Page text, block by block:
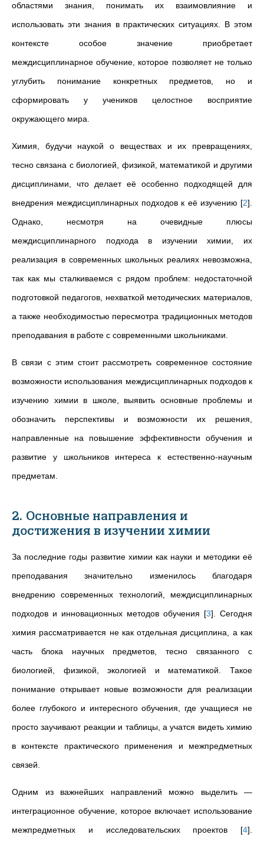
областями знания, понимать их взаимовлияние и
использовать эти знания в практических ситуациях. В этом
контексте особое значение приобретает
междисциплинарное обучение, которое позволяет не только
углубить понимание конкретных предметов, но и
сформировать у учеников целостное восприятие
окружающего мира.
Химия, будучи наукой о веществах и их превращениях,
тесно связана с биологией, физикой, математикой и другими
дисциплинами, что делает её особенно подходящей для
внедрения междисциплинарных подходов к её изучению [2]
Однако, несмотря на очевидные плюсы
междисциплинарного подхода в изучении химии, их
реализация в современных школьных реалиях невозможна,
так как мы сталкиваемся с рядом проблем: недостаточной
подготовкой педагогов, нехваткой методических материалов,
а также необходимостью пересмотра традиционных методов
преподавания в работе с современными школьниками.
В связи с этим стоит рассмотреть современное состояние
возможности использования междисциплинарных подходов к
изучению химии в школе, выявить основные проблемы и
обозначить перспективы и возможности их решения,
направленные на повышение эффективности обучения и
развитие у школьников интереса к естественно-научным
предметам.
2. Основные направления и
достижения в изучении химии
За последние годы развитие химии как науки и методики её
преподавания значительно изменилось благодаря
внедрению современных технологий, междисциплинарных
подходов и инновационных методов обучения [3] . Сегодня
химия рассматривается не как отдельная дисциплина, а как
часть блока научных предметов, тесно связанного с
биологией, физикой, экологией и математикой. Такое
понимание открывает новые возможности для реализации
более глубокого и интересного обучения, где учащиеся не
просто заучивают реакции и таблицы, а учатся видеть химию
в контексте практического применения и межпредметных
связей.
Одним из важнейших направлений можно выделить —
интеграционное обучение, которое включает использование
межпредметных и исследовательских проектов [4]